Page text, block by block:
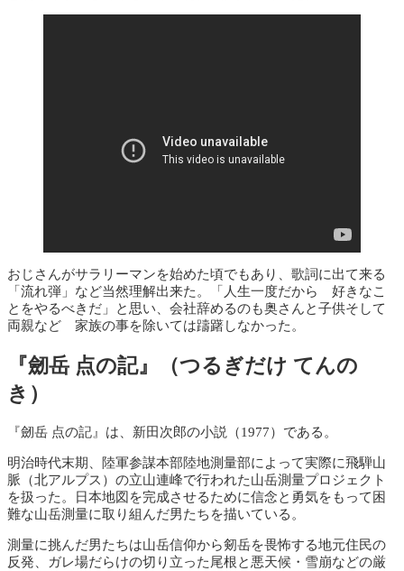
おじさんがサラリーマンを始めた頃でもあり、歌詞に出て来る
「流れ弾」など当然理解出来た。「人生一度だから 好きなこ
とをやるべきだ」と思い、会社辞めるのも奥さんと子供そして
両親など 家族の事を除いては躊躇しなかった。
『劒岳 点の記』（つるぎだけ てんの
き）
『劒岳 点の記』は、新田次郎の小説（1977）である。
明治時代末期、陸軍参謀本部陸地測量部によって実際に飛騨山
脈（北アルプス）の立山連峰で行われた山岳測量プロジェクト
を扱った。日本地図を完成させるために信念と勇気をもって困
難な山岳測量に取り組んだ男たちを描いている。
測量に挑んだ男たちは山岳信仰から剱岳を畏怖する地元住民の
反発、ガレ場だらけの切り立った尾根と悪天候・雪崩などの厳